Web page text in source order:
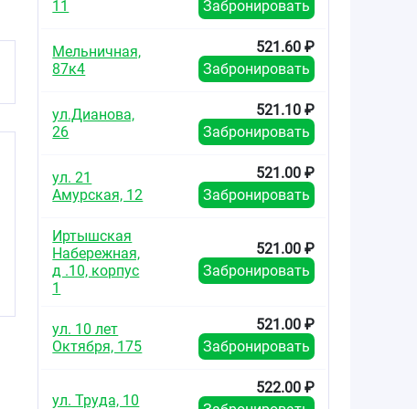
11
Забронировать
Мельничная,
87к4
521.60 ₽
Забронировать
ул.Дианова,
26
521.10 ₽
Забронировать
ул. 21
Амурская, 12
521.00 ₽
Забронировать
Иртышская
Набережная,
д .10, корпус
1
521.00 ₽
Забронировать
ул. 10 лет
Октября, 175
521.00 ₽
Забронировать
ул. Труда, 10
522.00 ₽